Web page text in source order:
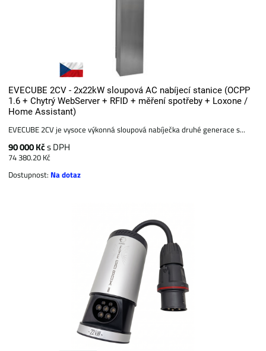
EVECUBE 2CV - 2x22kW sloupová AC nabíjecí stanice (OCPP
1.6 + Chytrý WebServer + RFID + měření spotřeby + Loxone /
Home Assistant)
EVECUBE 2CV je vysoce výkonná sloupová nabíječka druhé generace s...
90 000 Kčs DPH
74 380.20 Kč
Dostupnost: Na dotaz